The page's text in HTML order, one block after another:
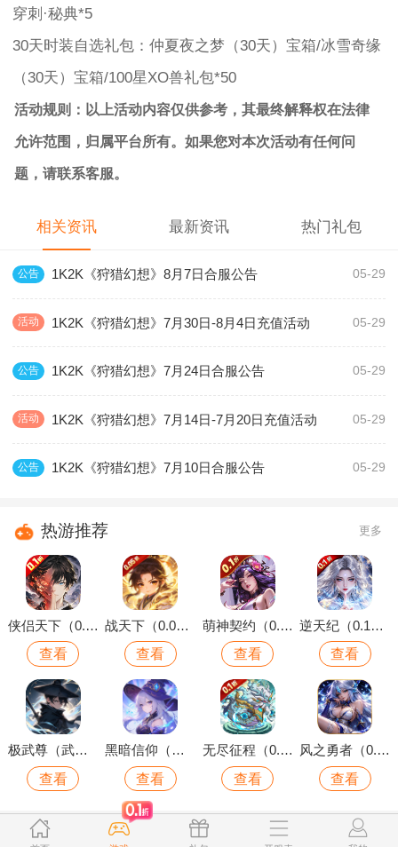
穿刺·秘典*5
30天时装自选礼包：仲夏夜之梦（30天）宝箱/冰雪奇缘
（30天）宝箱/100星XO兽礼包*50
活动规则：以上活动内容仅供参考，其最终解释权在法律
允许范围，归属平台所有。如果您对本次活动有任何问
题，请联系客服。
相关资讯 最新资讯 热门礼包
公告 1K2K《狩猎幻想》8月7日合服公告 05-29
活动 1K2K《狩猎幻想》7月30日-8月4日充值活动 05-29
公告 1K2K《狩猎幻想》7月24日合服公告 05-29
活动 1K2K《狩猎幻想》7月14日-7月20日充值活动 05-29
公告 1K2K《狩猎幻想》7月10日合服公告 05-29
热游推荐 更多
侠侣天下（0.1折你的江湖）
查看
战天下（0.05折Q版仙域）
查看
萌神契约（0.1折1W免费版）
查看
逆天纪（0.1折万抽真充版）
查看
极武尊（武林论剑）
查看
黑暗信仰（魔法远征）
查看
无尽征程（0.1折每天送6480代金卷）
查看
风之勇者（0.1折开局送千抽）
查看